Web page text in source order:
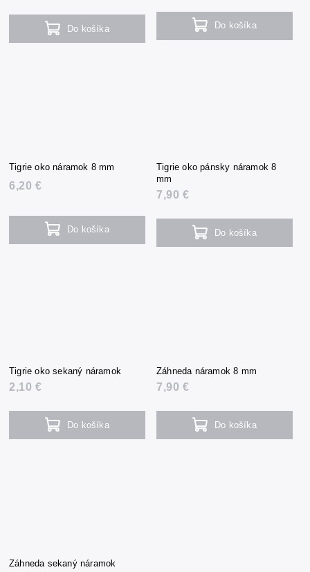
Do košíka Do košíka
Tigrie oko náramok 8 mm
6,20 €
Do košíka
Tigrie oko pánsky náramok 8
mm
7,90 €
Do košíka
Tigrie oko sekaný náramok
2,10 €
Do košíka
Záhneda náramok 8 mm
7,90 €
Do košíka
Záhneda sekaný náramok